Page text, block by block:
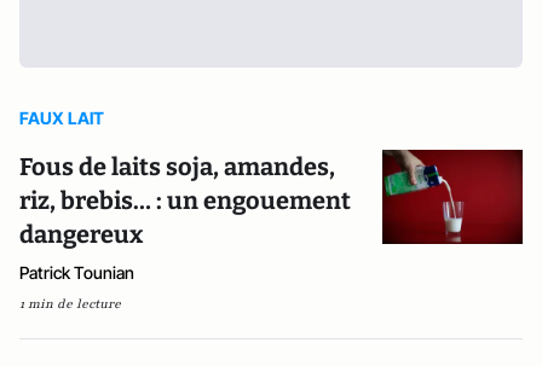
FAUX LAIT
Fous de laits soja, amandes,
riz, brebis… : un engouement
dangereux
Patrick Tounian
1 min de lecture